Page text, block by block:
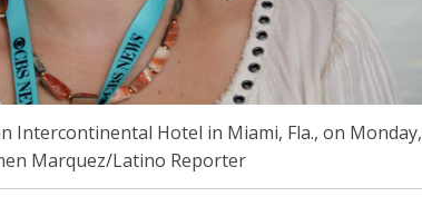
Intercontinental Hotel in Miami, Fla., on Monday,
Marquez/Latino Reporter